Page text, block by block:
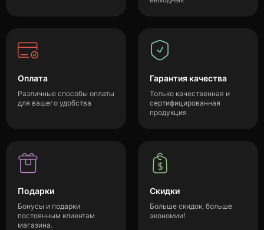
Оплата
Различные способы оплаты
для вашего удобства
Гарантия качества
Только качественная и
сертифицированная
продукция
Подарки
Бонусы и подарки
постоянным клиентам
магазина.
Скидки
Больше скидок, больше
экономии!